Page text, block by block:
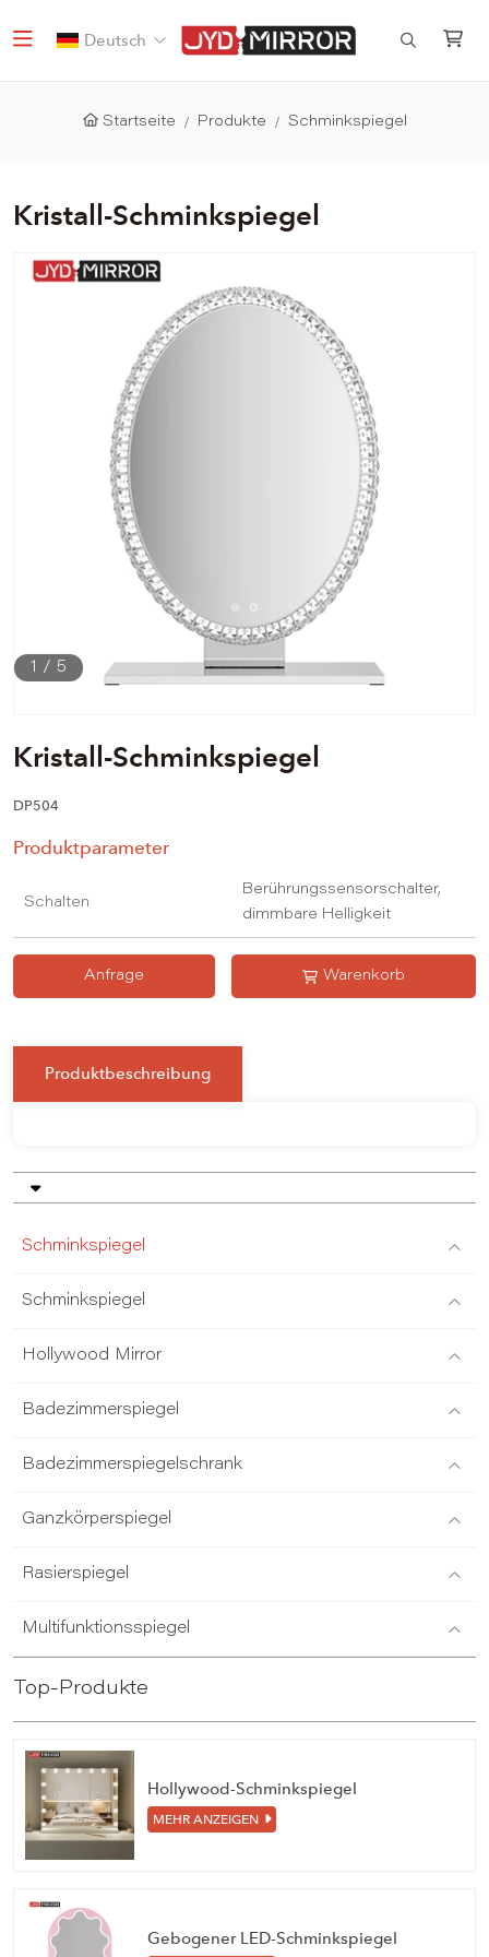
Deutsch
Startseite Produkte Schminkspiegel
Kristall-Schminkspiegel
Kristall-Schminkspiegel
DP504
Produktparameter
Schalten
Berührungssensorschalter,
dimmbare Helligkeit
Anfrage Warenkorb
1 / 5
Produktbeschreibung
Schminkspiegel
Schminkspiegel
Hollywood Mirror
Badezimmerspiegel
Badezimmerspiegelschrank
Ganzkörperspiegel
Rasierspiegel
Multifunktionsspiegel
Top-Produkte
Hollywood-Schminkspiegel
MEHR ANZEIGEN
Gebogener LED-Schminkspiegel